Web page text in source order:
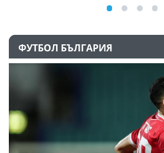
ФУТБОЛ БЪЛГАРИЯ